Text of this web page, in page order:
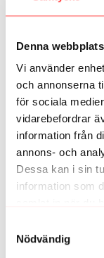
Denna
Vi använder
och annonserna
för sociala
vidarebefordrar
information från
annons- och
Dessa kan i sin
information som
Nödvändig
pass, och det
pass med
känner mig
träningsvärk
för hög de
får jag likväl
💖